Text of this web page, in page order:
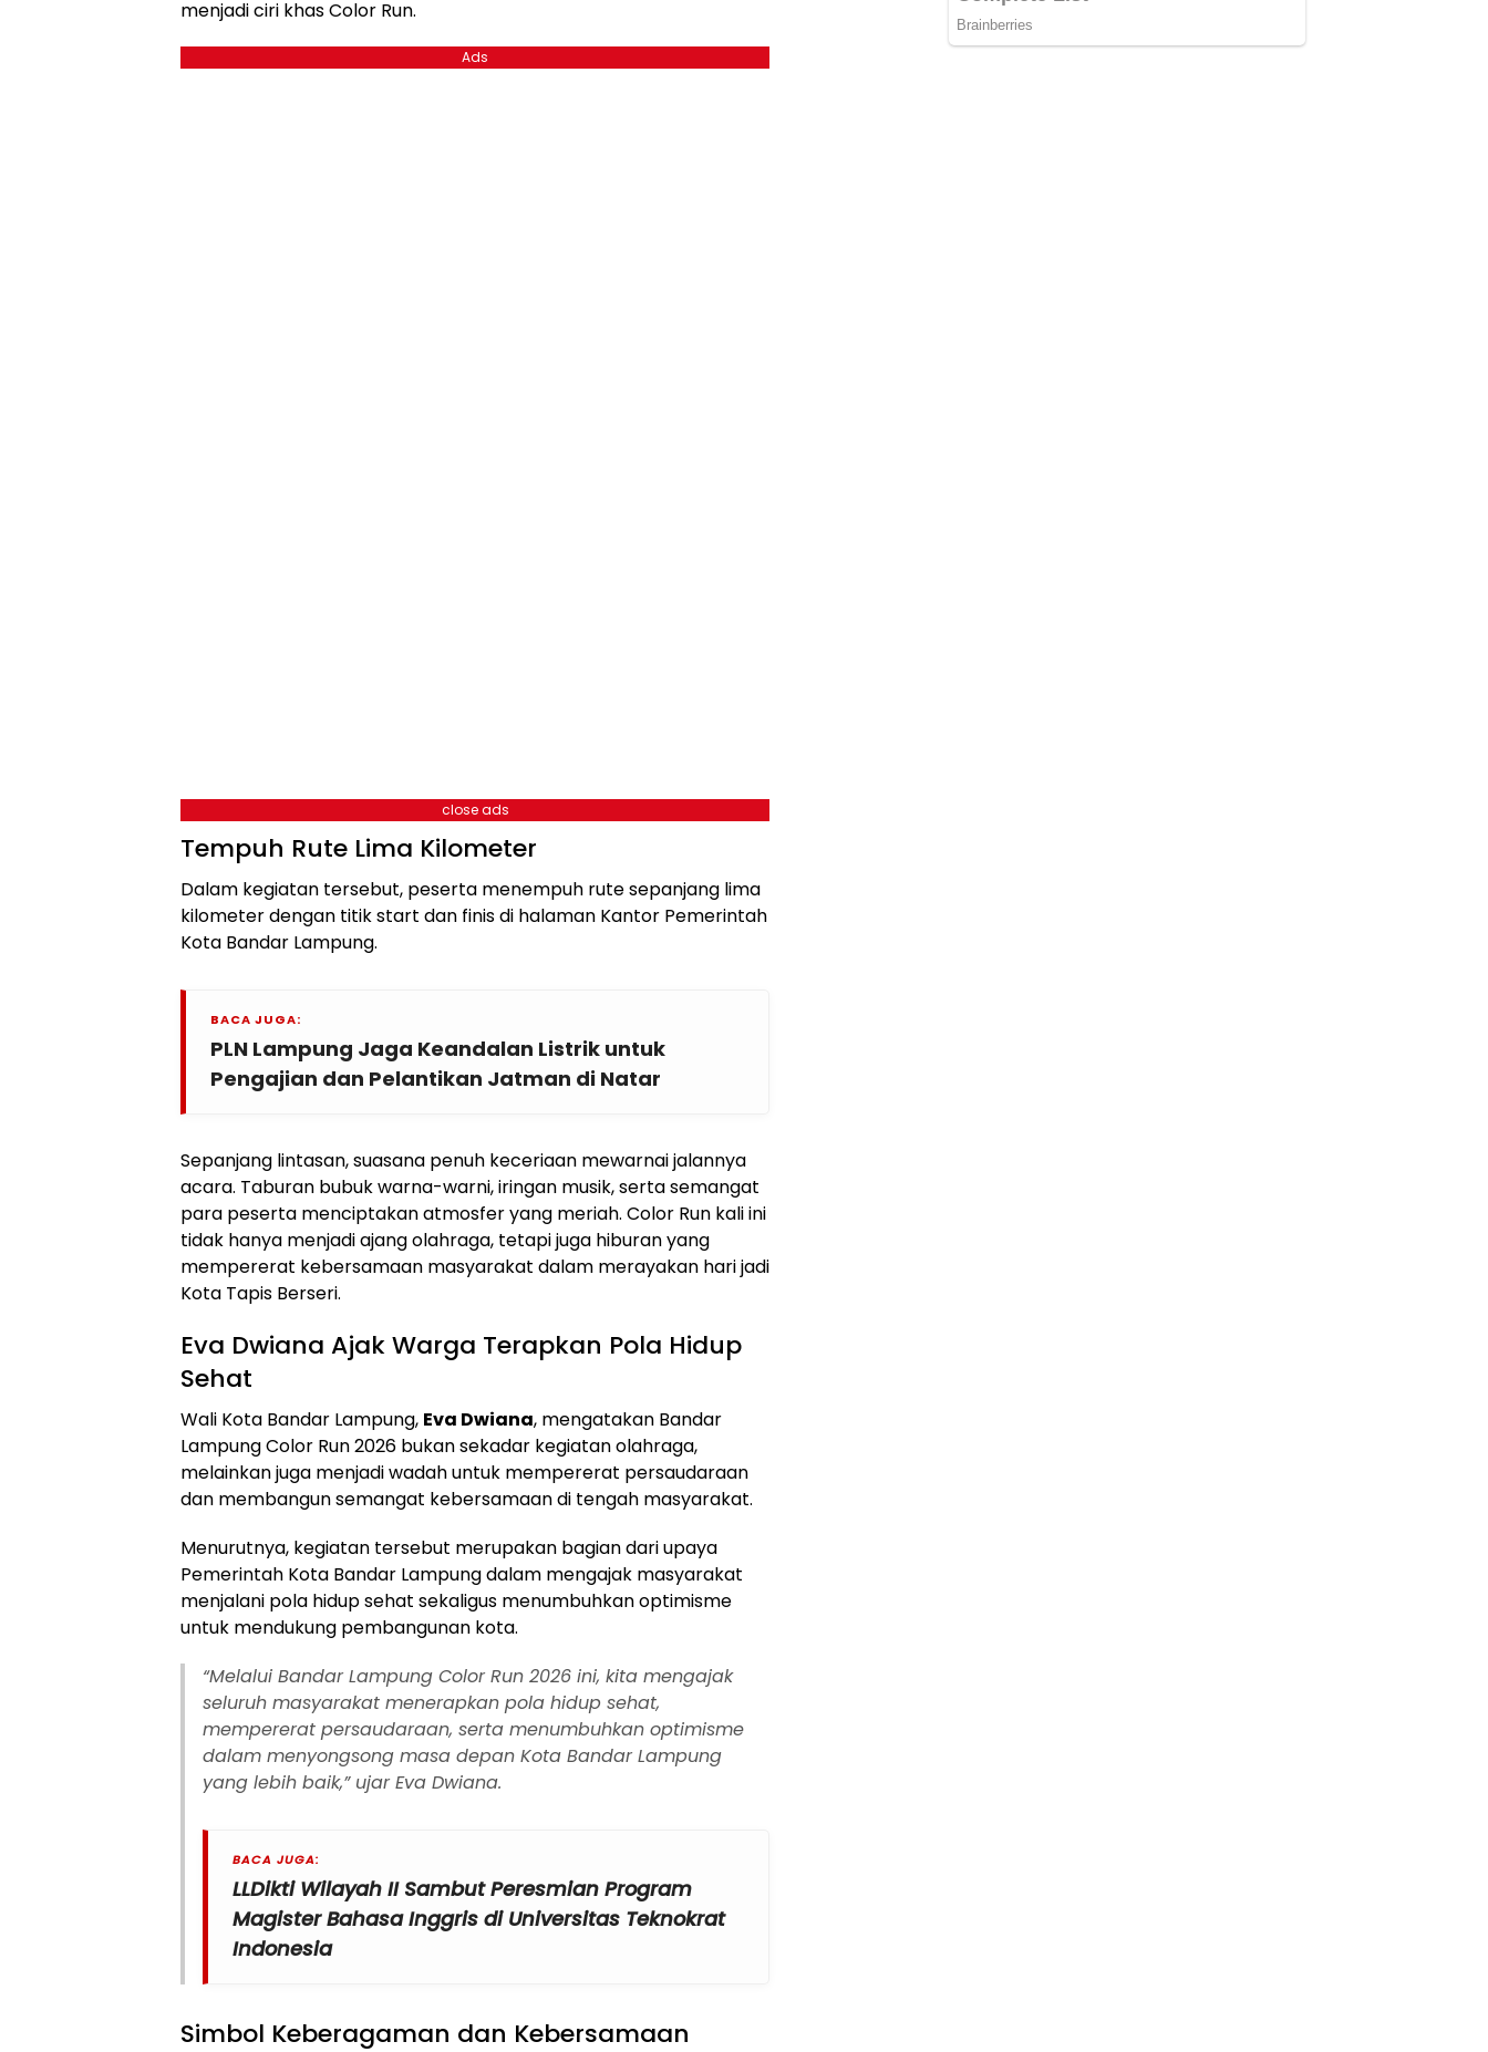
menjadi ciri khas Color Run.
Ads
close ads
Tempuh Rute Lima Kilometer
Dalam kegiatan tersebut, peserta menempuh rute sepanjang lima
kilometer dengan titik start dan finis di halaman Kantor Pemerintah
Kota Bandar Lampung.
BACA JUGA:
PLN Lampung Jaga Keandalan Listrik untuk
Pengajian dan Pelantikan Jatman di Natar
Sepanjang lintasan, suasana penuh keceriaan mewarnai jalannya
acara. Taburan bubuk warna-warni, iringan musik, serta semangat
para peserta menciptakan atmosfer yang meriah. Color Run kali ini
tidak hanya menjadi ajang olahraga, tetapi juga hiburan yang
mempererat kebersamaan masyarakat dalam merayakan hari jadi
Kota Tapis Berseri.
Eva Dwiana Ajak Warga Terapkan Pola Hidup
Sehat
Wali Kota Bandar Lampung, Eva Dwiana, mengatakan Bandar
Lampung Color Run 2026 bukan sekadar kegiatan olahraga,
melainkan juga menjadi wadah untuk mempererat persaudaraan
dan membangun semangat kebersamaan di tengah masyarakat.
Menurutnya, kegiatan tersebut merupakan bagian dari upaya
Pemerintah Kota Bandar Lampung dalam mengajak masyarakat
menjalani pola hidup sehat sekaligus menumbuhkan optimisme
untuk mendukung pembangunan kota.
“Melalui Bandar Lampung Color Run 2026 ini, kita mengajak
seluruh masyarakat menerapkan pola hidup sehat,
mempererat persaudaraan, serta menumbuhkan optimisme
dalam menyongsong masa depan Kota Bandar Lampung
yang lebih baik,” ujar Eva Dwiana.
BACA JUGA:
LLDikti Wilayah II Sambut Peresmian Program
Magister Bahasa Inggris di Universitas Teknokrat
Indonesia
Simbol Keberagaman dan Kebersamaan